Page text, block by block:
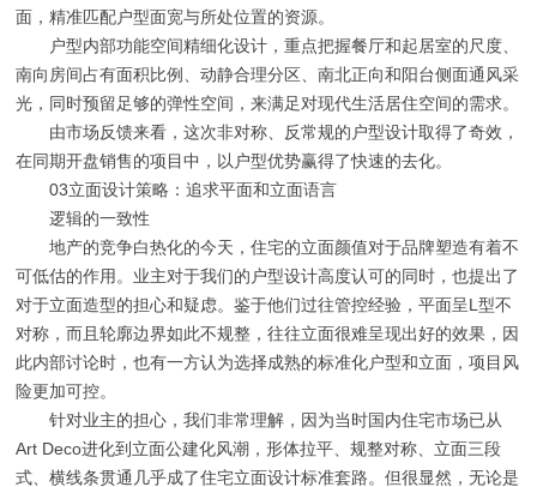
面，精准匹配户型面宽与所处位置的资源。
户型内部功能空间精细化设计，重点把握餐厅和起居室的尺度、
南向房间占有面积比例、动静合理分区、南北正向和阳台侧面通风采
光，同时预留足够的弹性空间，来满足对现代生活居住空间的需求。
由市场反馈来看，这次非对称、反常规的户型设计取得了奇效，
在同期开盘销售的项目中，以户型优势赢得了快速的去化。
03立面设计策略：追求平面和立面语言
逻辑的一致性
地产的竞争白热化的今天，住宅的立面颜值对于品牌塑造有着不
可低估的作用。业主对于我们的户型设计高度认可的同时，也提出了
对于立面造型的担心和疑虑。鉴于他们过往管控经验，平面呈L型不
对称，而且轮廓边界如此不规整，往往立面很难呈现出好的效果，因
此内部讨论时，也有一方认为选择成熟的标准化户型和立面，项目风
险更加可控。
针对业主的担心，我们非常理解，因为当时国内住宅市场已从
Art Deco进化到立面公建化风潮，形体拉平、规整对称、立面三段
式、横线条贯通几乎成了住宅立面设计标准套路。但很显然，无论是